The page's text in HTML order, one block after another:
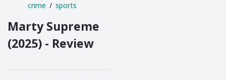
crime
sports
Marty Supreme
(2025) - Review